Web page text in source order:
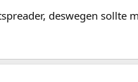
deswegen sollte